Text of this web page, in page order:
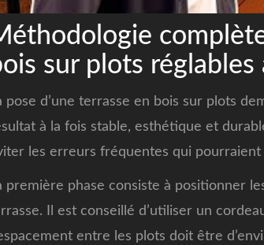
sur plots réglables
pose d’une terrasse en bois sur plots
à la fois stable, esthétique et
les erreurs fréquentes qui
première phase consiste à positionner
Il est conseillé d’utiliser un
entre les plots doit être